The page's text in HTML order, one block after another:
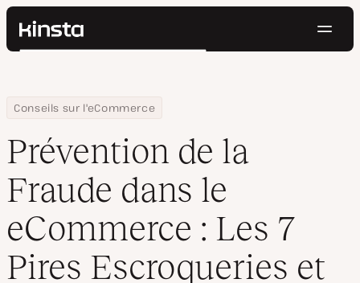
Kinsta®
Prix
Contact
Rechercher
Home
Centre de ressources
Blog
Conseils sur l'eCommerce
Prévention de la Fraude dans le eCommerce : Les 7 Pires
Prévention de la
Fraude dans le
eCommerce : Les 7
Pires Escroqueries et